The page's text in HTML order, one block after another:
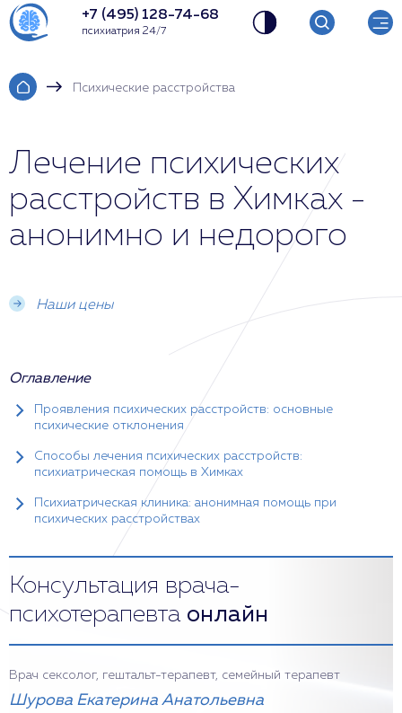
+7 (495) 128-74-68
психиатрия 24/7
Психические расстройства
Лечение психических
расстройств в Химках -
анонимно и недорого
Наши цены
Оглавление
Проявления психических расстройств: основные
психические отклонения
Способы лечения психических расстройств:
психиатрическая помощь в Химках
Психиатрическая клиника: анонимная помощь при
психических расстройствах
Консультация врача-
психотерапевта онлайн
Врач сексолог, гештальт-терапевт, семейный терапевт
Шурова Екатерина Анатольевна